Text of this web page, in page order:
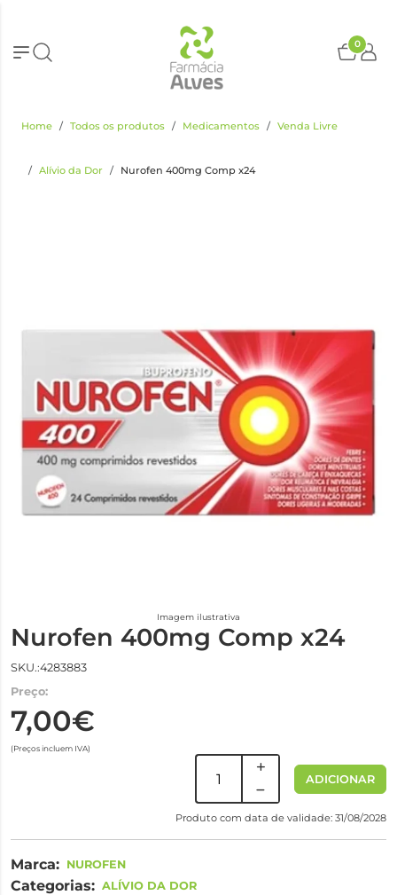
0
Home Todos os produtos Medicamentos Venda Livre
Alívio da Dor Nurofen 400mg Comp x24
Imagem ilustrativa
Nurofen 400mg Comp x24
SKU.:4283883
Preço:
7,00€
(Preços incluem IVA)
ADICIONAR
Produto com data de validade: 31/08/2028
Marca: NUROFEN
Categorias: ALÍVIO DA DOR